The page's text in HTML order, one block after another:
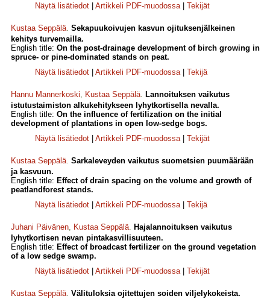
Näytä lisätiedot
Artikkeli PDF-muodossa| Tekijät
Kustaa Seppälä. Sekapuukoivujen kasvun ojituksenjälkeinen
kehitys turvemailla.
English title: On the post-drainage development of birch growing in
spruce- or pine-dominated stands on peat.
Näytä lisätiedot
Artikkeli PDF-muodossa| Tekijä
Hannu Mannerkoski, Kustaa Seppälä. Lannoituksen vaikutus
istutustaimiston alkukehitykseen lyhytkortisella nevalla.
English title: On the influence of fertilization on the initial
development of plantations in open low-sedge bogs.
Näytä lisätiedot
Artikkeli PDF-muodossa| Tekijät
Kustaa Seppälä. Sarkaleveyden vaikutus suometsien puumäärään
ja kasvuun.
English title: Effect of drain spacing on the volume and growth of
peatlandforest stands.
Näytä lisätiedot
Artikkeli PDF-muodossa| Tekijä
Juhani Päivänen, Kustaa Seppälä. Hajalannoituksen vaikutus
lyhytkortisen nevan pintakasvillisuuteen.
English title: Effect of broadcast fertilizer on the ground vegetation
of a low sedge swamp.
Näytä lisätiedot
Artikkeli PDF-muodossa| Tekijät
Kustaa Seppälä. Välituloksia ojitettujen soiden viljelykokeista.